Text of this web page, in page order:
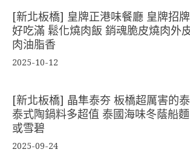
[新北板橋] 皇牌正港味餐廳 皇牌招
好吃滿 鬆化燒肉飯 銷魂脆皮燒肉外
肉油脂香
2025-10-12
[新北板橋] 晶隼泰夯 板橋超厲害的
泰式陶鍋料多超值 泰國海味冬蔭船
或雪碧
2025-09-24